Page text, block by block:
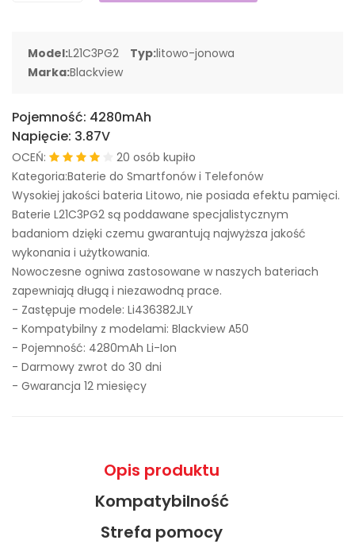
Model:L21C3PG2 Typ:litowo-jonowa
Marka:Blackview
Pojemność: 4280mAh
Napięcie: 3.87V
OCEŃ:
20 osób kupiło
Kategoria:Baterie do Smartfonów i Telefonów
Wysokiej jakości bateria Litowo, nie posiada efektu pamięci.
Baterie L21C3PG2 są poddawane specjalistycznym
badaniom dzięki czemu gwarantują najwyższa jakość
wykonania i użytkowania.
Nowoczesne ogniwa zastosowane w naszych bateriach
zapewniają długą i niezawodną prace.
- Zastępuje modele: Li436382JLY
- Kompatybilny z modelami: Blackview A50
- Pojemność: 4280mAh Li-Ion
- Darmowy zwrot do 30 dni
- Gwarancja 12 miesięcy
Opis produktu
Kompatybilność
Strefa pomocy